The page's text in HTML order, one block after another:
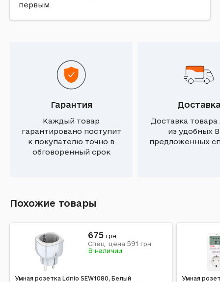
первым
Гарантия
Каждый товар
гарантировано поступит
к покупателю точно в
обговоренный срок
Доставка
из удобных
предложенных
Похожие товары
Умная розетка Ldnio SEW1080, Белый
675 грн.
Спец. цена 591 грн.
В наличии
Умная